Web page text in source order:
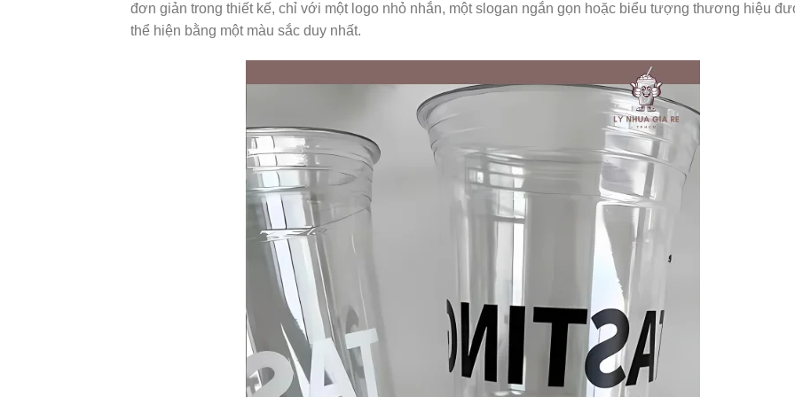
đơn giản trong thiết kế, chỉ với một logo nhỏ nhắn, một slogan ngắn gọn hoặc biểu tượng thương hiệu
thể hiện bằng một màu sắc duy nhất.